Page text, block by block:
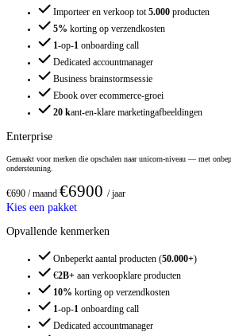
Importeer en verkoop tot5.000 producten
5% korting op verzendkosten
1-op-1 onboarding call
Dedicated accountmanager
Business brainstormsessie
Ebook over ecommerce-groei
20 kant-en-klare marketingafbeeldingen
Enterprise
Gemaakt voor merken die opschalen naar unicorn-niveau — met
ondersteuning.
€690 / maand €6900 / jaar
Kies een pakket
Opvallende kenmerken
Onbeperkt aantal producten (50.000+)
€2B+ aan verkoopklare producten
10% korting op verzendkosten
1-op-1 onboarding call
Dedicated accountmanager